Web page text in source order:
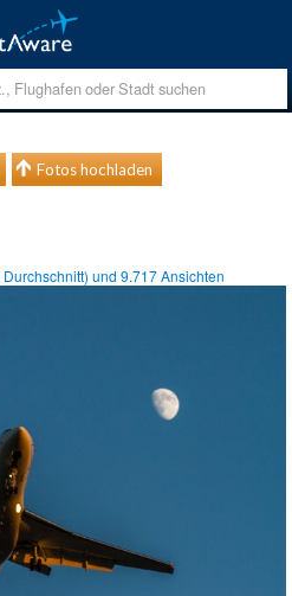
Fotos hochladen
Durchschnitt) und9.717Ansichten